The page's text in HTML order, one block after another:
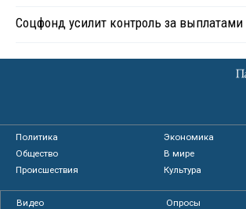
Соцфонд усилит контроль за
Политика
Экономика
Общество
В мире
Происшествия
Культура
Видео
Опросы